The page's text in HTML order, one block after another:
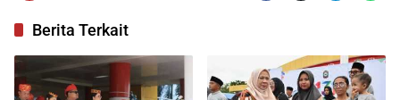
Berita Terkait